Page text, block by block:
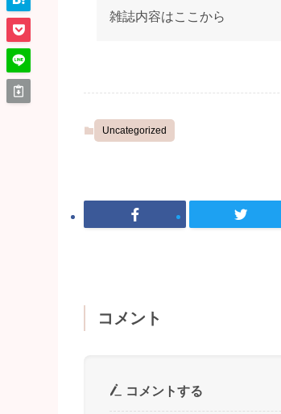
雑誌内容はここから
Uncategorized
コメント
コメントする